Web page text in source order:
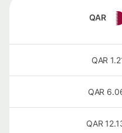
QAR
QAR
QAR
QAR